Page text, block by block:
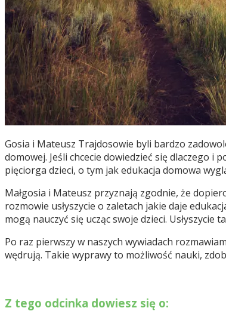
Gosia i Mateusz Trajdosowie byli bardzo
domowej. Jeśli chcecie dowiedzieć się dlaczego i
pięciorga dzieci, o tym jak edukacja domowa
Małgosia i Mateusz przyznają zgodnie, że
rozmowie usłyszycie o zaletach jakie daje
mogą nauczyć się ucząc swoje dzieci.
Po raz pierwszy w naszych wywiadach
wędrują. Takie wyprawy to możliwość nauki,
Z tego odcinka dowiesz się o: